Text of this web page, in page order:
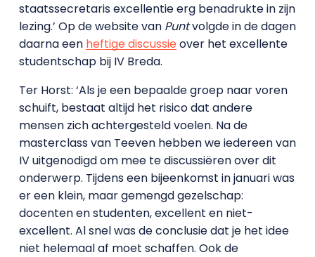
staatssecretaris excellentie erg benadrukte in zijn
lezing.’ Op de website van Puntvolgde in de dagen
daarna een heftige discussieover het excellente
studentschap bij IV Breda.
Ter Horst: ‘Als je een bepaalde groep naar voren
schuift, bestaat altijd het risico dat andere
mensen zich achtergesteld voelen. Na de
masterclass van Teeven hebben we iedereen van
IV uitgenodigd om mee te discussiëren over dit
onderwerp. Tijdens een bijeenkomst in januari was
er een klein, maar gemengd gezelschap:
docenten en studenten, excellent en niet-
excellent. Al snel was de conclusie dat je het idee
niet helemaal af moet schaffen. Ook de